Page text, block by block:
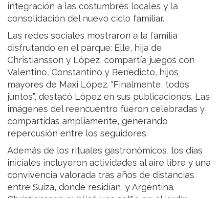
integración a las costumbres locales y la
consolidación del nuevo ciclo familiar.
Las redes sociales mostraron a la familia
disfrutando en el parque: Elle, hija de
Christiansson y López, compartía juegos con
Valentino, Constantino y Benedicto, hijos
mayores de Maxi López. “Finalmente, todos
juntos”, destacó López en sus publicaciones. Las
imágenes del reencuentro fueron celebradas y
compartidas ampliamente, generando
repercusión entre los seguidores.
Además de los rituales gastronómicos, los días
iniciales incluyeron actividades al aire libre y una
convivencia valorada tras años de distancias
entre Suiza, donde residían, y Argentina.